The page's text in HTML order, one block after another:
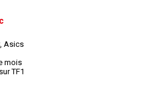
Asics
mois
TF1